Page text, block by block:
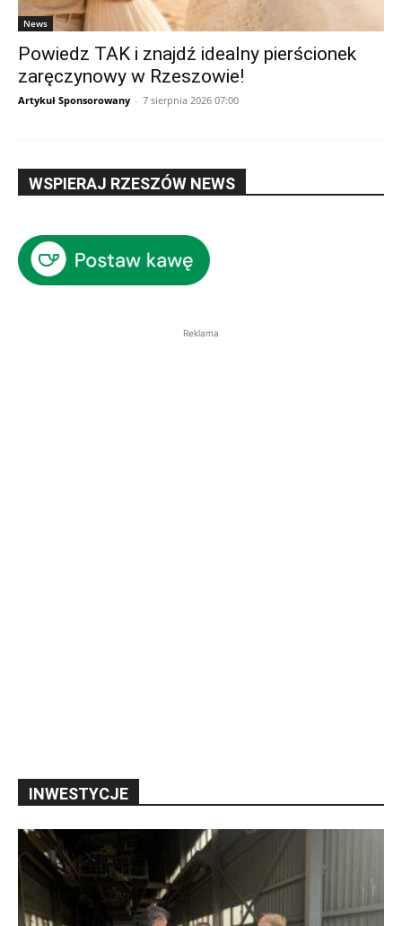
News
Powiedz TAK i znajdź idealny pierścionek
zaręczynowy w Rzeszowie!
Artykuł Sponsorowany - 7 sierpnia 2026 07:00
WSPIERAJ RZESZÓW NEWS
Reklama
INWESTYCJE